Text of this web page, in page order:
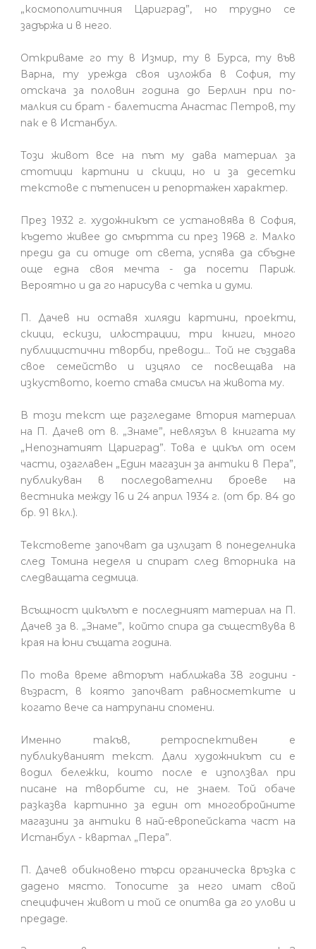
„космополитичния Цариград”, но трудно се
задържа и в него.
Откриваме го ту в Измир, ту в Бурса, ту във
Варна, ту урежда своя изложба в София, ту
отскача за половин година до Берлин при по-
малкия си брат - балетиста Анастас Петров, ту
пак е в Истанбул.
Този живот все на път му дава материал за
стотици картини и скици, но и за десетки
текстове с пътеписен и репортажен характер.
През 1932 г. художникът се установява в София,
където живее до смъртта си през 1968 г. Малко
преди да си отиде от света, успява да сбъдне
още една своя мечта - да посети Париж.
Вероятно и да го нарисува с четка и думи.
П. Дачев ни оставя хиляди картини, проекти,
скици, ескизи, илюстрации, три книги, много
публицистични творби, преводи… Той не създава
свое семейство и изцяло се посвещава на
изкуството, което става смисъл на живота му.
В този текст ще разгледаме втория материал
на П. Дачев от в. „Знаме”, невлязъл в книгата му
„Непознатият Цариград”. Това е цикъл от осем
части, озаглавен „Един магазин за антики в Пера”,
публикуван в последователни броеве на
вестника между 16 и 24 април 1934 г. (от бр. 84 до
бр. 91 вкл.).
Текстовете започват да излизат в понеделника
след Томина неделя и спират след вторника на
следващата седмица.
Всъщност цикълът е последният материал на П.
Дачев за в. „Знаме”, който спира да съществува в
края на юни същата година.
По това време авторът наближава 38 години -
възраст, в която започват равносметките и
когато вече са натрупани спомени.
Именно такъв, ретроспективен е
публикуваният текст. Дали художникът си е
водил бележки, които после е използвал при
писане на творбите си, не знаем. Той обаче
разказва картинно за един от многобройните
магазини за антики в най-европейската част на
Истанбул - квартал „Пера”.
П. Дачев обикновено търси органическа връзка с
дадено място. Топосите за него имат свой
специфичен живот и той се опитва да го улови и
предаде.